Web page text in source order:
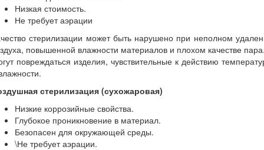
Низкая стоимость.
Не требует аэрации
стерилизации может быть нарушено при неполном
повышенной влажности материалов и плохом качестве
повреждаться изделия, чувствительные к действию
стерилизация (сухожаровая)
Низкие коррозийные свойства.
Глубокое проникновение в материал.
Безопасен для окружающей среды.
\Не требует аэрации.